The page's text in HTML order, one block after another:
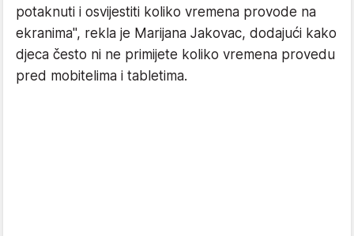
potaknuti i osvijestiti koliko vremena provode na
ekranima", rekla je Marijana Jakovac, dodajući kako
djeca često ni ne primijete koliko vremena provedu
pred mobitelima i tabletima.